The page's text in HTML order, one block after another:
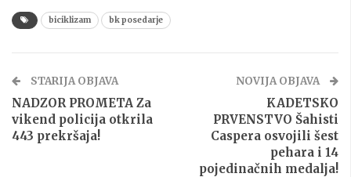
biciklizam bk posedarje
STARIJA OBJAVA
NADZOR PROMETA Za
vikend policija otkrila
443 prekršaja!
NOVIJA OBJAVA
KADETSKO
PRVENSTVO Šahisti
Caspera osvojili šest
pehara i 14
pojedinačnih medalja!